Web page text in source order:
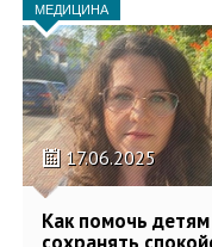
МЕДИЦИНА
17.06.2025
Как помочь детям
сохранять